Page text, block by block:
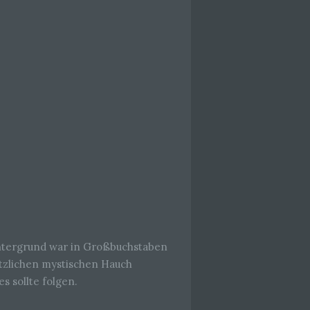
war in Großbuchstaben
mystischen Hauch
sollte folgen.